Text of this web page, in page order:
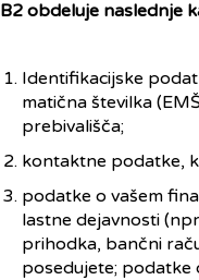
B2 obdeluje naslednje
Identifikacijske
matična številka
prebivališča;
kontaktne podatke,
podatke o vašem
lastne dejavnosti
prihodka, bančni
posedujete; podatke